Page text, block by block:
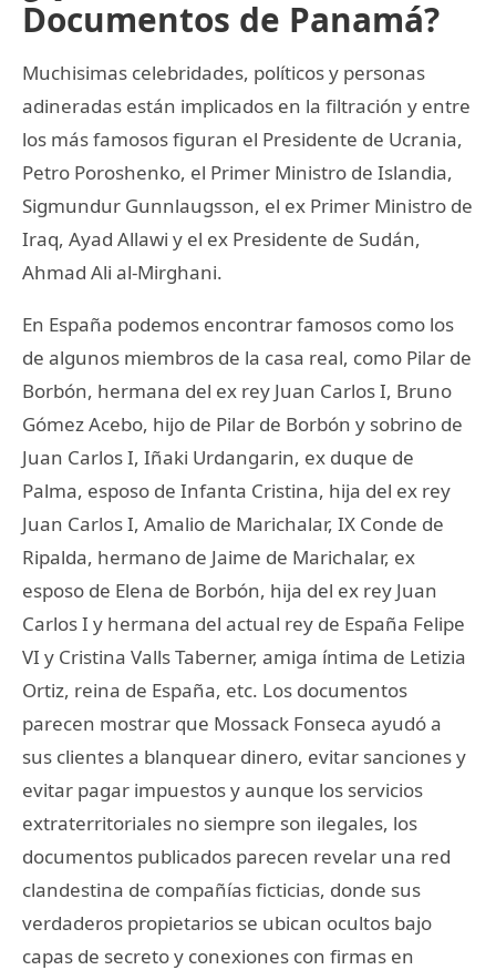
Documentos de Panamá?
Muchisimas celebridades, políticos y personas
adineradas están implicados en la filtración y entre
los más famosos figuran el Presidente de Ucrania,
Petro Poroshenko, el Primer Ministro de Islandia,
Sigmundur Gunnlaugsson, el ex Primer Ministro de
Iraq, Ayad Allawi y el ex Presidente de Sudán,
Ahmad Ali al-Mirghani.
En España podemos encontrar famosos como los
de algunos miembros de la casa real, como Pilar de
Borbón, hermana del ex rey Juan Carlos I, Bruno
Gómez Acebo, hijo de Pilar de Borbón y sobrino de
Juan Carlos I, Iñaki Urdangarin, ex duque de
Palma, esposo de Infanta Cristina, hija del ex rey
Juan Carlos I, Amalio de Marichalar, IX Conde de
Ripalda, hermano de Jaime de Marichalar, ex
esposo de Elena de Borbón, hija del ex rey Juan
Carlos I y hermana del actual rey de España Felipe
VI y Cristina Valls Taberner, amiga íntima de Letizia
Ortiz, reina de España, etc. Los documentos
parecen mostrar que Mossack Fonseca ayudó a
sus clientes a blanquear dinero, evitar sanciones y
evitar pagar impuestos y aunque los servicios
extraterritoriales no siempre son ilegales, los
documentos publicados parecen revelar una red
clandestina de compañías ficticias, donde sus
verdaderos propietarios se ubican ocultos bajo
capas de secreto y conexiones con firmas en